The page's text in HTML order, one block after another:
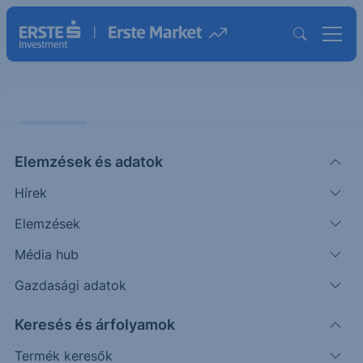
Elemzések és adatok
Hírek
Elemzések
Média hub
Gazdasági adatok
Keresés és árfolyamok
Termék keresők
Netflix nagy üzletének
Az amerikai elnök trösztellenes aggályokra hívta
fel a figyelmet a Warner Bros. Discovery 72